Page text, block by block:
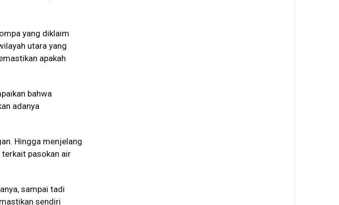
yang diklaim
utara yang
apakah
bahwa
adanya
Hingga menjelang
terkait pasokan air
sampai tadi
sendiri